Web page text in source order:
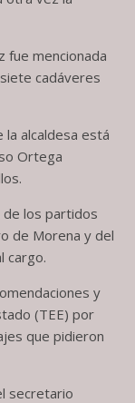
fue mencionada
cadáveres
la alcaldesa está
Ortega
los partidos
de Morena y del
cargo.
y
(TEE) por
que pidieron
secretario